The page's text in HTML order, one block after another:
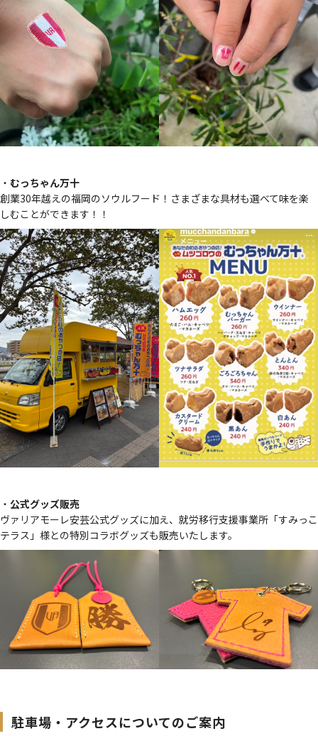
・ むっちゃん万十
創業30年越えの福岡のソウルフード！さまざまな具材も選べて味を楽
しむことができます！！
・ 公式グッズ販売
ヴァリアモーレ安芸公式グッズに加え、就労移行支援事業所「すみっこ
テラス」様との特別コラボグッズも販売いたします。
駐車場・アクセスについてのご案内